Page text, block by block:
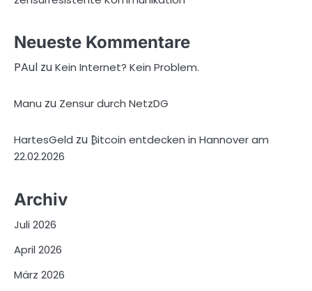
Neueste Kommentare
PAul zuKein Internet? Kein Problem.
Manu zu Zensur durch NetzDG
HartesGeld zu ₿itcoin entdecken in Hannover am
22.02.2026
Archiv
Juli 2026
April 2026
März 2026